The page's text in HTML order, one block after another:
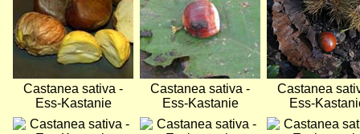
Castanea sativa -
Ess-Kastanie
Castanea sativa -
Ess-Kastanie
Castanea
Ess-
Bild
Bild Bild